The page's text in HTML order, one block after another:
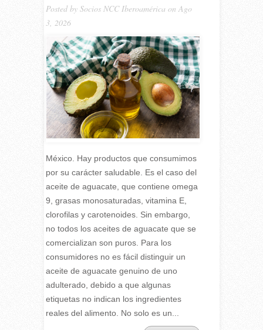
Posted by Socios NCC Iberoamérica on Ago
3, 2026
México. Hay productos que consumimos
por su carácter saludable. Es el caso del
aceite de aguacate, que contiene omega
9, grasas monosaturadas, vitamina E,
clorofilas y carotenoides. Sin embargo,
no todos los aceites de aguacate que se
comercializan son puros. Para los
consumidores no es fácil distinguir un
aceite de aguacate genuino de uno
adulterado, debido a que algunas
etiquetas no indican los ingredientes
reales del alimento. No solo es un...